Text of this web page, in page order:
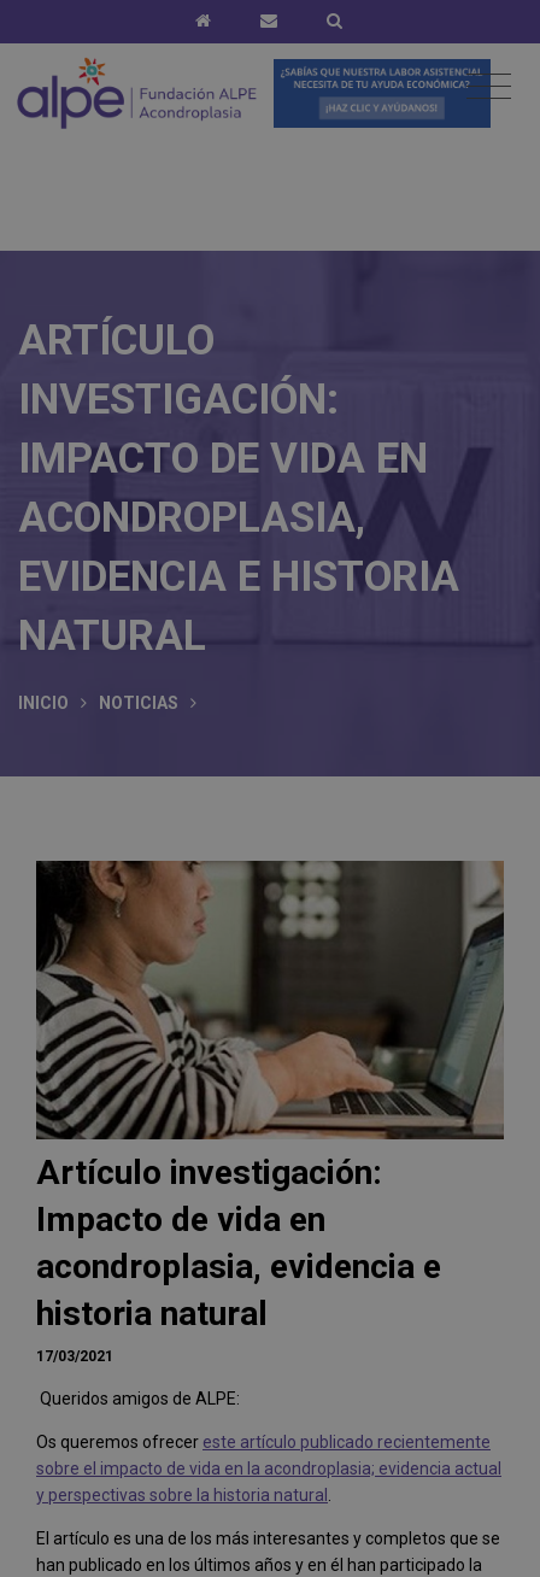
ARTÍCULO
INVESTIGACIÓN:
IMPACTO DE VIDA EN
ACONDROPLASIA,
EVIDENCIA E HISTORIA
NATURAL
INICIO NOTICIAS
Artículo investigación:
Impacto de vida en
acondroplasia, evidencia e
historia natural
17/03/2021
Queridos amigos de ALPE:
Os queremos ofrecer este artículo publicado recientemente
sobre el impacto de vida en la acondroplasia; evidencia actual
y perspectivas sobre la historia natural
El artículo es una de los más interesantes y completos que se
han publicado en los últimos años y en él han participado la